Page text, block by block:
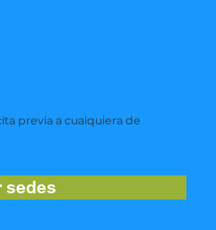
previa a cualquiera de
sedes